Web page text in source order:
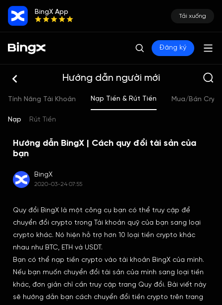
BingX App
Tải xuống
Đăng ký
Hướng dẫn người mới
Tính Năng Tài Khoản Nạp Tiền & Rút Tiền Mua/Bán
Nạp Rút Tiền
Hướng dẫn BingX | Cách quy đổi tài sản của
bạn
BingX
2020-03-24 07:55
Quy đổi BingX là một công cụ bạn có thể truy cập để
chuyển đổi crypto trong Tài khoản quỹ của bạn sang loại
crypto khác. Nó hiện hỗ trợ hơn 10 loại tiền crypto khác
nhau như BTC, ETH và USDT.
Bạn có thể nạp tiền crypto vào tài khoản BingX của mình.
Nếu bạn muốn chuyển đổi tài sản của mình sang loại tiền
khác, đơn giản chỉ cần truy cập trang Quy đổi. Bài viết này
sẽ hướng dẫn bạn cách chuyển đổi tiền crypto trên trang